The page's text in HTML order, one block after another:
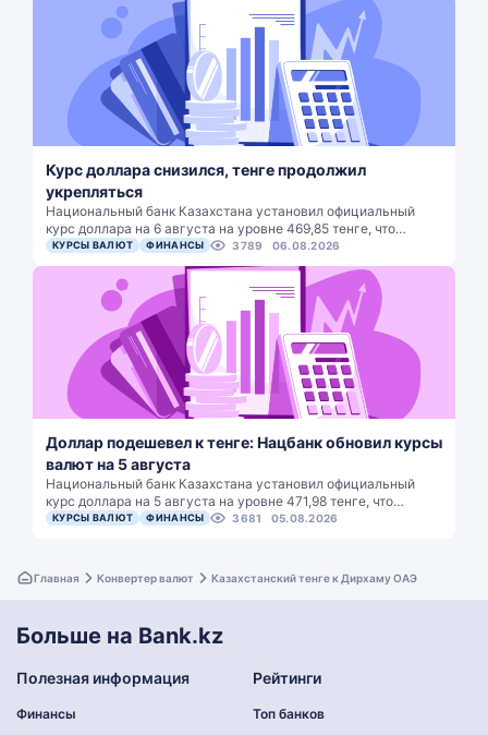
Курс доллара снизился, тенге продолжил
укрепляться
Национальный банк Казахстана установил официальный
курс доллара на 6 августа на уровне 469,85 тенге, что…
КУРСЫ ВАЛЮТ ФИНАНСЫ 3789 06.08.2026
Доллар подешевел к тенге: Нацбанк обновил курсы
валют на 5 августа
Национальный банк Казахстана установил официальный
курс доллара на 5 августа на уровне 471,98 тенге, что…
КУРСЫ ВАЛЮТ ФИНАНСЫ 3681 05.08.2026
Главная Конвертер валют Казахстанский тенге к Дирхаму ОАЭ
Больше на Bank.kz
Полезная информация
Финансы
Рейтинги
Топ банков